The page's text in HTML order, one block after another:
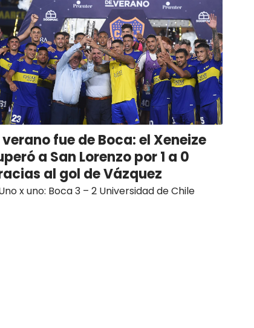
verano fue de Boca: el Xeneize
a San Lorenzo por 1 a 0
al gol de Vázquez